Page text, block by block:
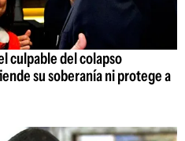
culpable del colapso
su soberanía ni protege a